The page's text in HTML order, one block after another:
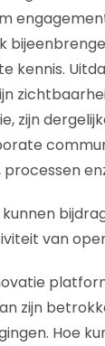
kennis.
zijn
processen
van
zijn
Hoe